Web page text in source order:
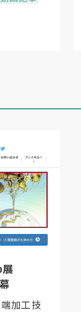
の高いロバ
する。こ
なる流れを
年5月
加工技